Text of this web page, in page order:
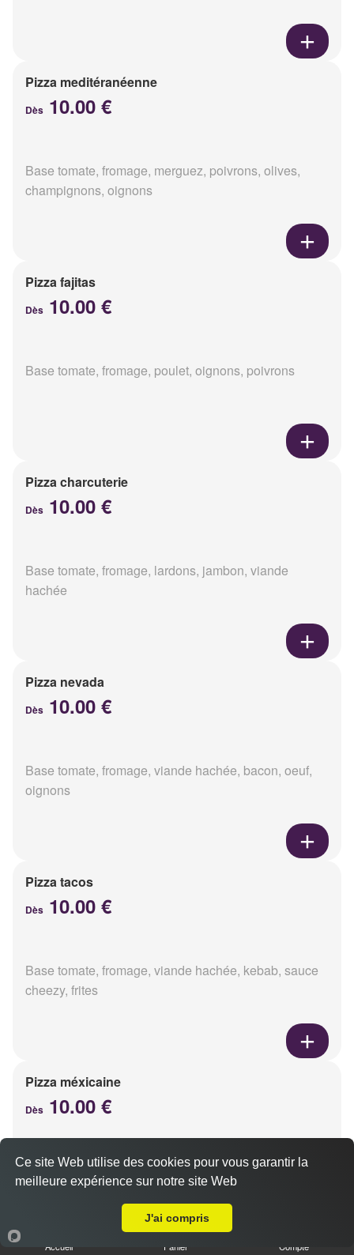
Pizza meditéranéenne
Dès 10.00 €
Base tomate, fromage, merguez, poivrons, olives,
champignons, oignons
Pizza fajitas
Dès 10.00 €
Base tomate, fromage, poulet, oignons, poivrons
Pizza charcuterie
Dès 10.00 €
Base tomate, fromage, lardons, jambon, viande
hachée
Pizza nevada
Dès 10.00 €
Base tomate, fromage, viande hachée, bacon, oeuf,
oignons
Pizza tacos
Dès 10.00 €
Base tomate, fromage, viande hachée, kebab, sauce
cheezy, frites
Pizza méxicaine
Dès 10.00 €
Base sauce barbecue, fromage, viande hachée,
chorizo, poivrons
Accueil Panier Compte
Ce site Web utilise des cookies pour vous garantir la
meilleure expérience sur notre site Web
J'ai compris